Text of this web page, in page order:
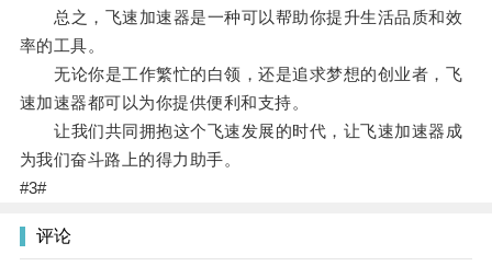
总之，飞速加速器是一种可以帮助你提升生活品质和效
率的工具。
无论你是工作繁忙的白领，还是追求梦想的创业者，飞
速加速器都可以为你提供便利和支持。
让我们共同拥抱这个飞速发展的时代，让飞速加速器成
为我们奋斗路上的得力助手。
#3#
评论